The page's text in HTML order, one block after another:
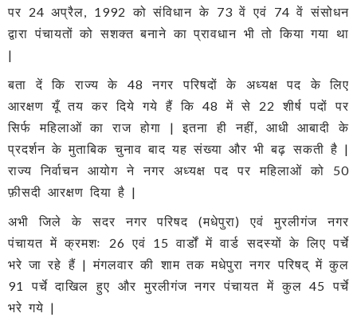
पर 24 अप्रैल, 1992 को संविधान के 73 वें एवं 74 वें संसोधन
द्वारा पंचायतों को सशक्त बनाने का प्रावधान भी तो किया गया था
|
बता दें कि राज्य के 48 नगर परिषदों के अध्यक्ष पद के लिए
आरक्षण यूँ तय कर दिये गये हैं कि 48 में से 22 शीर्ष पदों पर
सिर्फ महिलाओं का राज होगा | इतना ही नहीं, आधी आबादी के
प्रदर्शन के मुताबिक चुनाव बाद यह संख्या और भी बढ़ सकती है |
राज्य निर्वाचन आयोग ने नगर अध्यक्ष पद पर महिलाओं को 50
फ़ीसदी आरक्षण दिया है |
अभी जिले के सदर नगर परिषद (मधेपुरा) एवं मुरलीगंज नगर
पंचायत में क्रमशः 26 एवं 15 वार्डों में वार्ड सदस्यों के लिए पर्चे
भरे जा रहे हैं | मंगलवार की शाम तक मधेपुरा नगर परिषद् में कुल
91 पर्चे दाखिल हुए और मुरलीगंज नगर पंचायत में कुल 45 पर्चे
भरे गये |